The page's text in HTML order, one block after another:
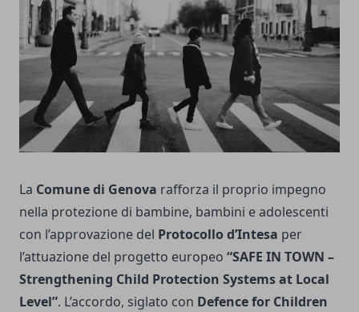
La Comune di Genova rafforza il proprio impegno
nella protezione di bambine, bambini e adolescenti
con l’approvazione del Protocollo d’Intesa per
l’attuazione del progetto europeo “SAFE IN TOWN –
Strengthening Child Protection Systems at Local
Level”. L’accordo, siglato con Defence for Children